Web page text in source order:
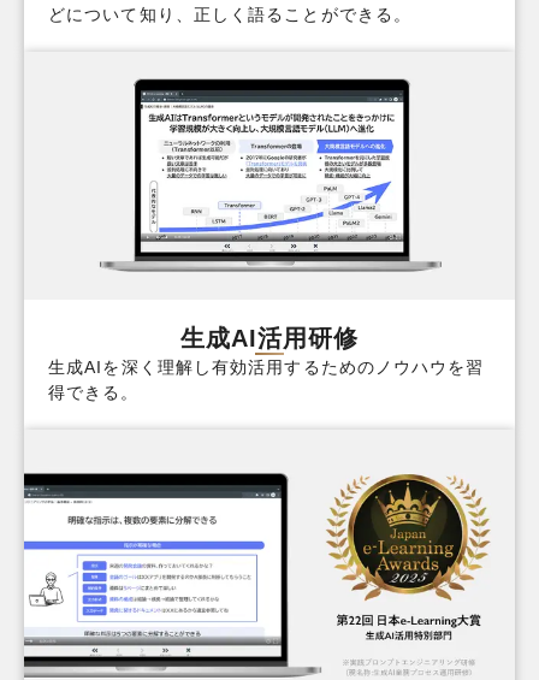
どについて知り、正しく語ることができる。
生成AI活用研修
生成AIを深く理解し有効活用するためのノウハウを習
得できる。